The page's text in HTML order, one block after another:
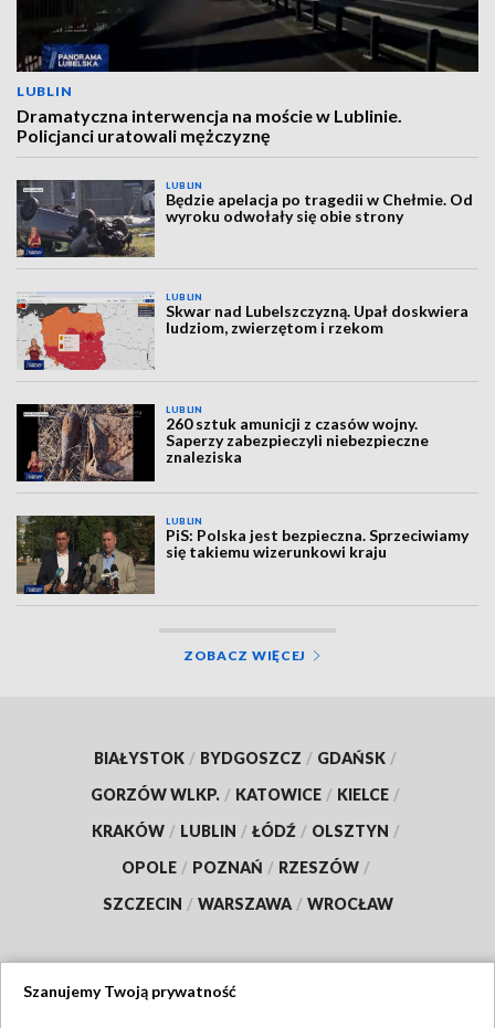
LUBLIN
Dramatyczna interwencja na moście w Lublinie.
Policjanci uratowali mężczyznę
LUBLIN
Będzie apelacja po tragedii w Chełmie. Od
wyroku odwołały się obie strony
LUBLIN
Skwar nad Lubelszczyzną. Upał doskwiera
ludziom, zwierzętom i rzekom
LUBLIN
260 sztuk amunicji z czasów wojny.
Saperzy zabezpieczyli niebezpieczne
znaleziska
LUBLIN
PiS: Polska jest bezpieczna. Sprzeciwiamy
się takiemu wizerunkowi kraju
ZOBACZ WIĘCEJ
BIAŁYSTOK / BYDGOSZCZ / GDAŃSK /
GORZÓW WLKP. / KATOWICE / KIELCE /
KRAKÓW / LUBLIN / ŁÓDŹ / OLSZTYN /
OPOLE / POZNAŃ / RZESZÓW /
SZCZECIN / WARSZAWA / WROCŁAW
Szanujemy Twoją prywatność